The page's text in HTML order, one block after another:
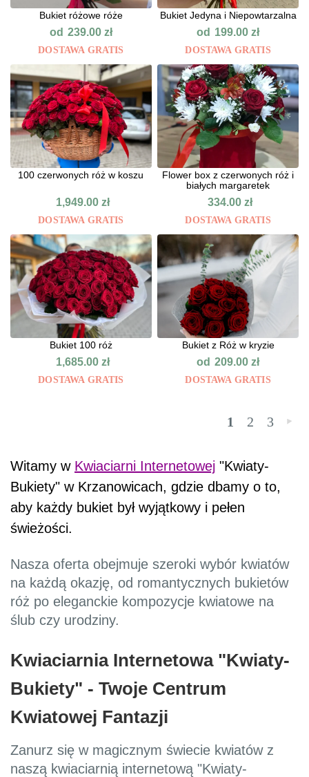
Bukiet różowe róże
od 239.00 zł
DOSTAWA GRATIS
Bukiet Jedyna i Niepowtarzalna
od 199.00zł
DOSTAWA GRATIS
100 czerwonych róż w koszu
1,949.00zł
DOSTAWA GRATIS
Flower box z czerwonych róż i
białych margaretek
334.00zł
DOSTAWA GRATIS
Bukiet 100 róż
1,685.00zł
DOSTAWA GRATIS
Bukiet z Róż w kryzie
od 209.00zł
DOSTAWA GRATIS
1 2 3 »
Witamy w Kwiaciarni Internetowej "Kwiaty-
Bukiety" w Krzanowicach, gdzie dbamy o to,
aby każdy bukiet był wyjątkowy i pełen
świeżości.
Nasza oferta obejmuje szeroki wybór kwiatów
na każdą okazję, od romantycznych bukietów
róż po eleganckie kompozycje kwiatowe na
ślub czy urodziny.
Kwiaciarnia Internetowa "Kwiaty-
Bukiety" - Twoje Centrum
Kwiatowej Fantazji
Zanurz się w magicznym świecie kwiatów z
naszą kwiaciarnią internetową "Kwiaty-